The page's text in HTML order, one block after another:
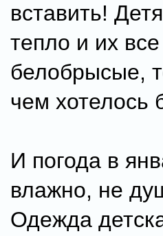
вставить!
тепло и их
белобрысые,
чем хотелось
И погода в
влажно, не
Одежда